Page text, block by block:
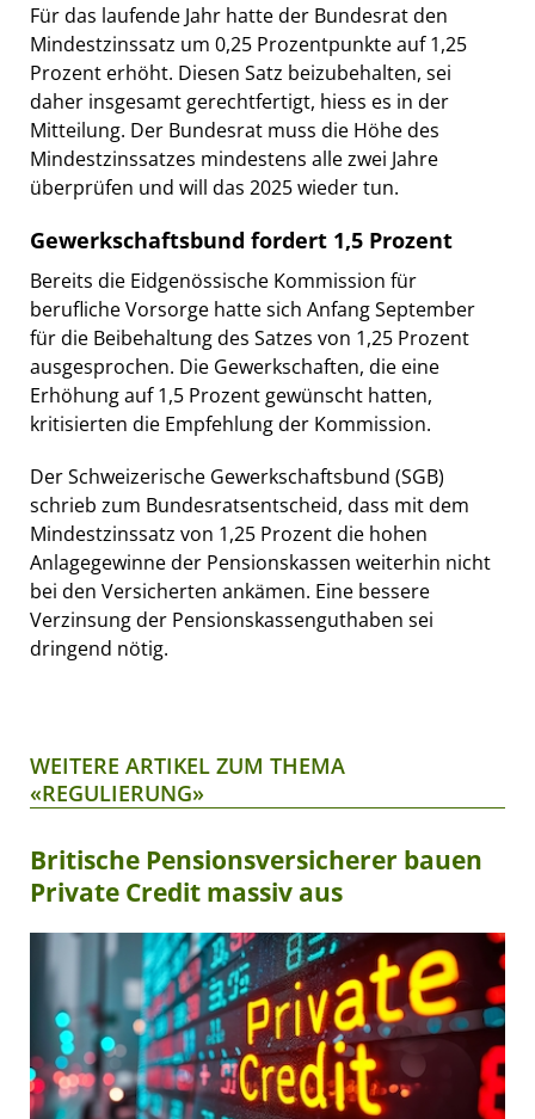
Für das laufende Jahr hatte der Bundesrat den
Mindestzinssatz um 0,25 Prozentpunkte auf 1,25
Prozent erhöht. Diesen Satz beizubehalten, sei
daher insgesamt gerechtfertigt, hiess es in der
Mitteilung. Der Bundesrat muss die Höhe des
Mindestzinssatzes mindestens alle zwei Jahre
überprüfen und will das 2025 wieder tun.
Gewerkschaftsbund fordert 1,5 Prozent
Bereits die Eidgenössische Kommission für
berufliche Vorsorge hatte sich Anfang September
für die Beibehaltung des Satzes von 1,25 Prozent
ausgesprochen. Die Gewerkschaften, die eine
Erhöhung auf 1,5 Prozent gewünscht hatten,
kritisierten die Empfehlung der Kommission.
Der Schweizerische Gewerkschaftsbund (SGB)
schrieb zum Bundesratsentscheid, dass mit dem
Mindestzinssatz von 1,25 Prozent die hohen
Anlagegewinne der Pensionskassen weiterhin nicht
bei den Versicherten ankämen. Eine bessere
Verzinsung der Pensionskassenguthaben sei
dringend nötig.
WEITERE ARTIKEL ZUM THEMA
«REGULIERUNG»
Britische Pensionsversicherer bauen
Private Credit massiv aus